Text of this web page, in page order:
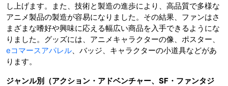
し上げます。また、技術と製造の進歩により、高品質で多様な
アニメ製品の製造が容易になりました。その結果、ファンはさ
まざまな嗜好や興味に応える幅広い商品を入手できるようにな
りました。グッズには、アニメキャラクターの像、ポスター、
eコマースアパレル 、バッジ、キャラクターの小道具などがあ
ります。
ジャンル別（アクション・アドベンチャー、 SF ・ファンタジ